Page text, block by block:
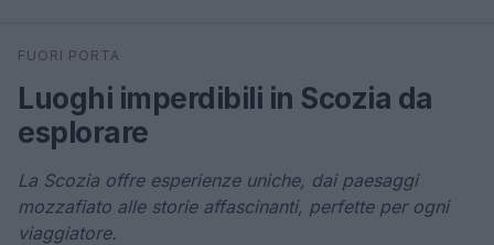
Cerca
FUORI PORTA
Luoghi imperdibili in Scozia da
esplorare
La Scozia offre esperienze uniche, dai paesaggi
mozzafiato alle storie affascinanti, perfette per ogni
viaggiatore.